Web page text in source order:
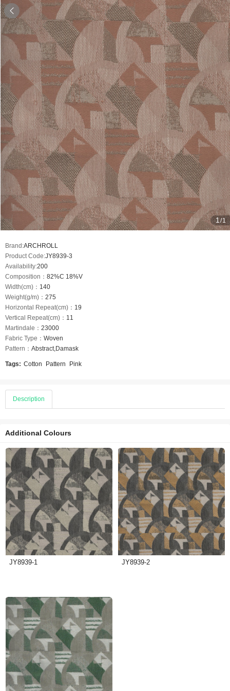

1/1
Brand:ARCHROLL
Product Code:JY8939-3
Availability:200
Composition： 82%C 18%V
Width(cm)： 140
Weight(g/m)： 275
Horizontal Repeat(cm)： 19
Vertical Repeat(cm)： 11
Martindale： 23000
Fabric Type： Woven
Pattern： Abstract,Damask
Tags: Cotton Pattern Pink
Description
Additional Colours
JY8939-1 JY8939-2